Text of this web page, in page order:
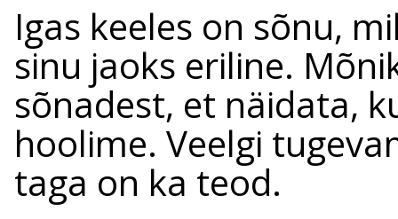
Igas keeles on sõnu,
sinu jaoks eriline.
sõnadest, et näidata,
hoolime. Veelgi
taga on ka teod.